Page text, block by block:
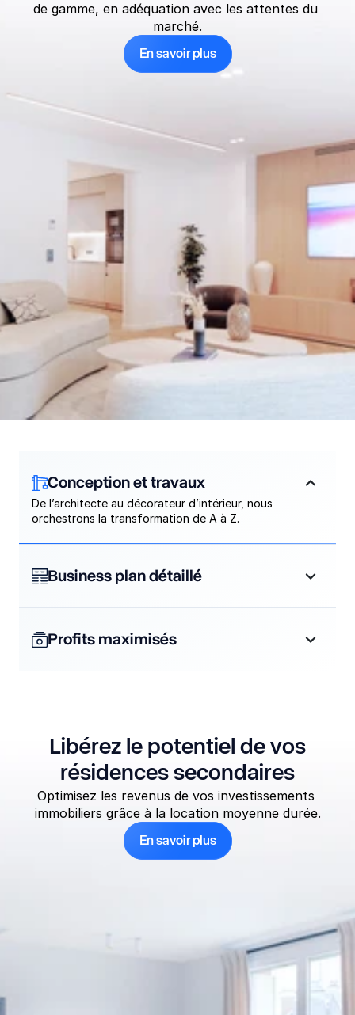
de gamme, en adéquation avec les attentes du
marché.
En savoir plus
Conception et travaux
De l’architecte au décorateur d’intérieur, nous
orchestrons la transformation de A à Z.
Business plan détaillé
Profits maximisés
Libérez le potentiel de vos
résidences secondaires
Optimisez les revenus de vos investissements
immobiliers grâce à la location moyenne durée.
En savoir plus